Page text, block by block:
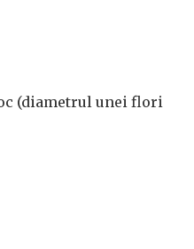
(diametrul unei flori